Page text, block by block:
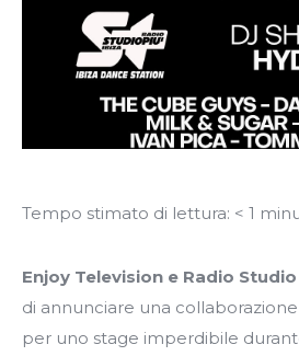
Tempo stimato di lettura: < 1
Enjoy Television e Radio
di annunciare una
per uno stage imperdibile